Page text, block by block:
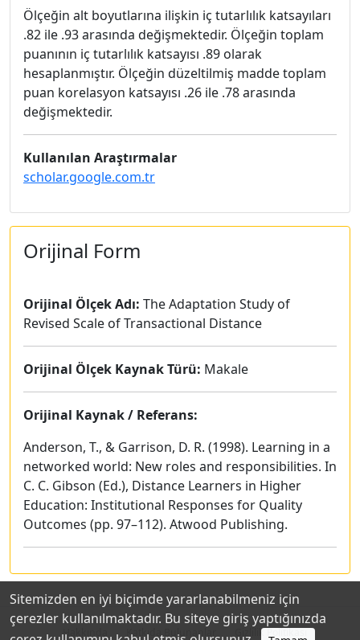
Ölçeğin alt boyutlarına ilişkin iç tutarlılık katsayıları
.82 ile .93 arasında değişmektedir. Ölçeğin toplam
puanının iç tutarlılık katsayısı .89 olarak
hesaplanmıştır. Ölçeğin düzeltilmiş madde toplam
puan korelasyon katsayısı .26 ile .78 arasında
değişmektedir.
Kullanılan Araştırmalar
scholar.google.com.tr
Orijinal Form
Orijinal Ölçek Adı: The Adaptation Study of
Revised Scale of Transactional Distance
Orijinal Ölçek Kaynak Türü: Makale
Orijinal Kaynak / Referans:
Anderson, T., & Garrison, D. R. (1998). Learning in a
networked world: New roles and responsibilities. In
C. C. Gibson (Ed.), Distance Learners in Higher
Education: Institutional Responses for Quality
Outcomes (pp. 97–112). Atwood Publishing.
Hakkında Katkıda Bulunanlar Gizlilik Politikası
Sitemizden en iyi biçimde yararlanabilmeniz için
çerezler kullanılmaktadır. Bu siteye giriş yaptığınızda